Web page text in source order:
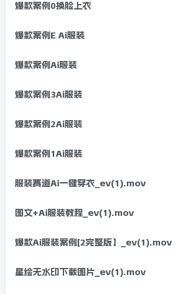
爆款案例0换脸上衣
爆款案例E Ai服装
爆款案例Ai服装
爆款案例3Ai服装
爆款案例2Ai服装
爆款案例1Ai服装
服装赛道Ai一键穿衣_ev(1).mov
图文+Ai服装教程_ev(1).mov
爆款Ai服装案例[2完整版】_ev(1).mov
星绘无水印下载图片_ev(1).mov